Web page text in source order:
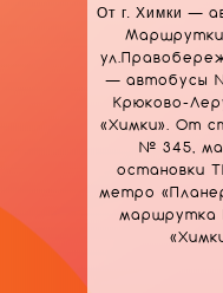
От г. Химки —
— автобусы
Крюково-
«Химки». От
№ 345,
остановки
метро
маршрутка